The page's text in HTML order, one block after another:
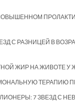
С РАЗНИЦЕЙ В
ЖИР НА ЖИВОТЕ
ТЕРАПИЮ
7 ЗВЕЗД С